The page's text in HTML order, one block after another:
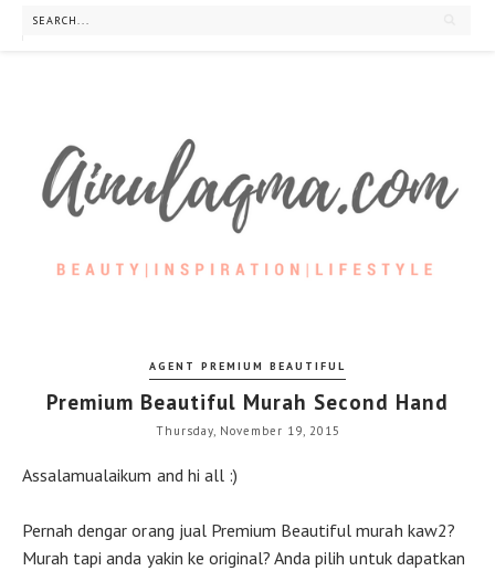
AGENT PREMIUM BEAUTIFUL
Premium Beautiful Murah Second Hand
Thursday, November 19, 2015
Assalamualaikum and hi all :)
Pernah dengar orang jual Premium Beautiful murah kaw2?
Murah tapi anda yakin ke original? Anda pilih untuk dapatkan